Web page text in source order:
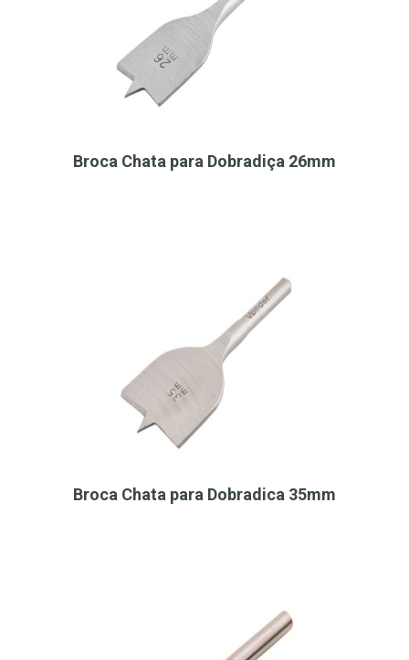
Broca Chata para Dobradiça 26mm
Broca Chata para Dobradica 35mm